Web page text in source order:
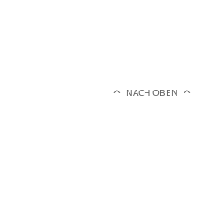
NACH OBEN